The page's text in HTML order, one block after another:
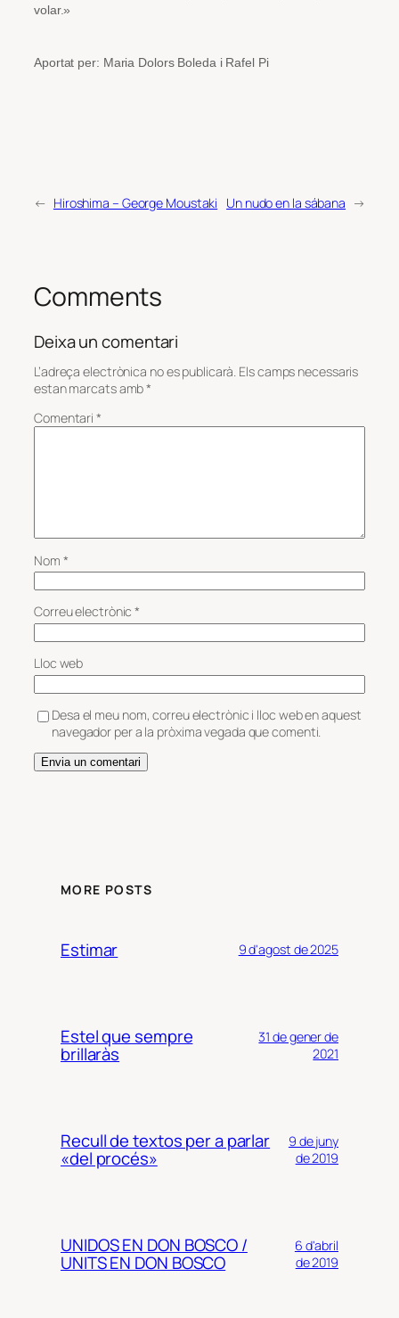
volar.»
Aportat per: Maria Dolors Boleda i Rafel Pi
← Hiroshima – George Moustaki Un nudo en la sábana →
Comments
Deixa un comentari
L’adreça electrònica no es publicarà. Els camps necessaris
estan marcats amb*
Comentari*
Nom *
Correu electrònic*
Lloc web
Desa el meu nom, correu electrònic i lloc web en aquest
navegador per a la pròxima vegada que comenti.
MORE POSTS
Estimar 9 d'agost de 2025
Estel que sempre
brillaràs
31 de gener de
2021
Recull de textos per a parlar
«del procés»
9 de juny
de 2019
UNIDOS EN DON BOSCO /
UNITS EN DON BOSCO
6 d'abril
de 2019